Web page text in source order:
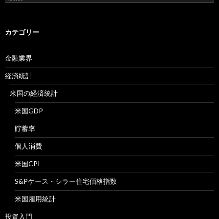
索:
カテゴリー
金融業界
経済統計
米国の経済統計
米国GDP
貯蓄率
個人消費
米国CPI
S&Pケース・シラー住宅価格指数
米国雇用統計
投資入門